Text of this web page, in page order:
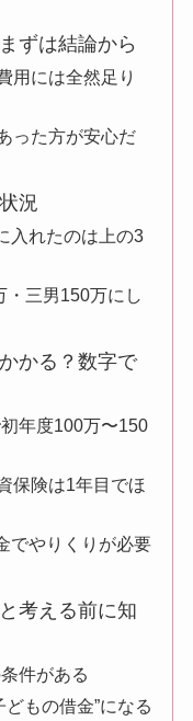
ずは結論から
用には全然足り
った方が安心だ
況
入れたのは上の3
・三男150万にし
かる？数字で
年度100万〜150
保険は1年目でほ
でやりくりが必要
考える前に知
件がある
もの借金”になる